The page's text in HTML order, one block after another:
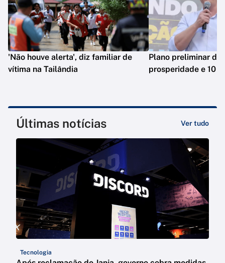
'Não houve alerta', diz familiar de
vítima na Tailândia
Plano preliminar de
prosperidade e 10
Últimas notícias Ver tudo
Tecnologia